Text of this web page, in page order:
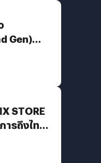
Gen)
STORE
ารถึงไทย